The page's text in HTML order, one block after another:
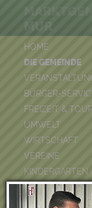
HOME
DIE GEMEINDE
BÜRGER-
FREIZEIT &
UMWELT
WIRTSCHAFT
VEREINE
KINDERGARTEN
VOLKSSCHULE
BÜCHEREI
MUR